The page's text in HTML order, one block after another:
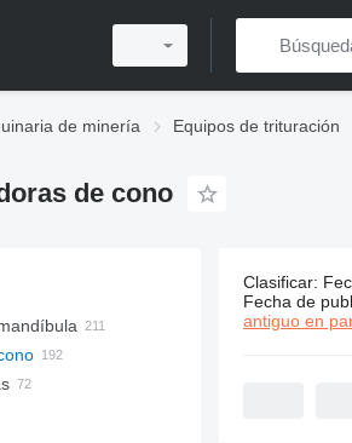
de minería Equipos de trituración
de cono
impacto de eje
192
Clasificar:
Fecha de
antiguo en